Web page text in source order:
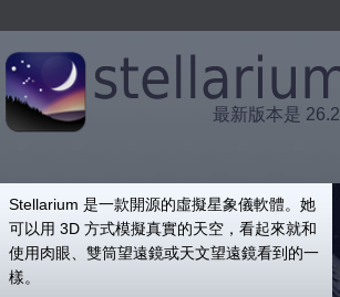
最新版本是 26.2
Stellarium 是一款開源的虛擬星象儀軟體。她
可以用 3D 方式模擬真實的天空，看起來就和
使用肉眼、雙筒望遠鏡或天文望遠鏡看到的一
樣。